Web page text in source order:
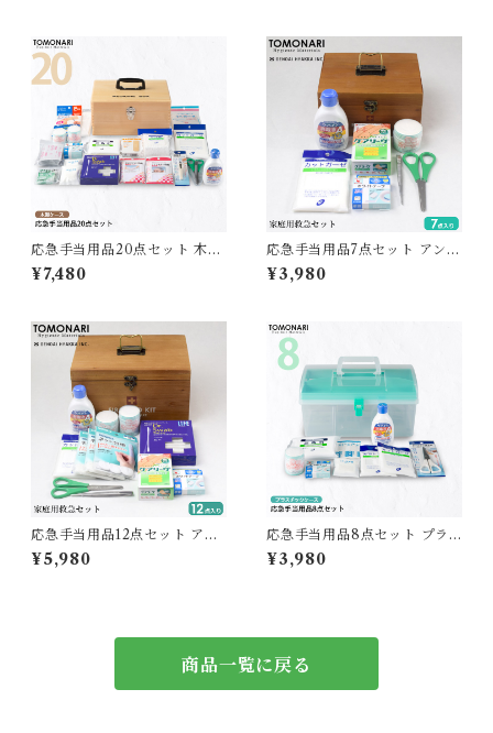
応急手当用品20点セット 木製
救急箱 【送料無料】
¥7,480
応急手当用品7点セット アンテ
ィークケース入り 【送料無
料】
¥3,980
応急手当用品12点セット アン
ティークケース入り 【送料無
料】
¥5,980
応急手当用品8点セット プラ
スチック製救急箱 【送料無
料】
¥3,980
商品一覧に戻る